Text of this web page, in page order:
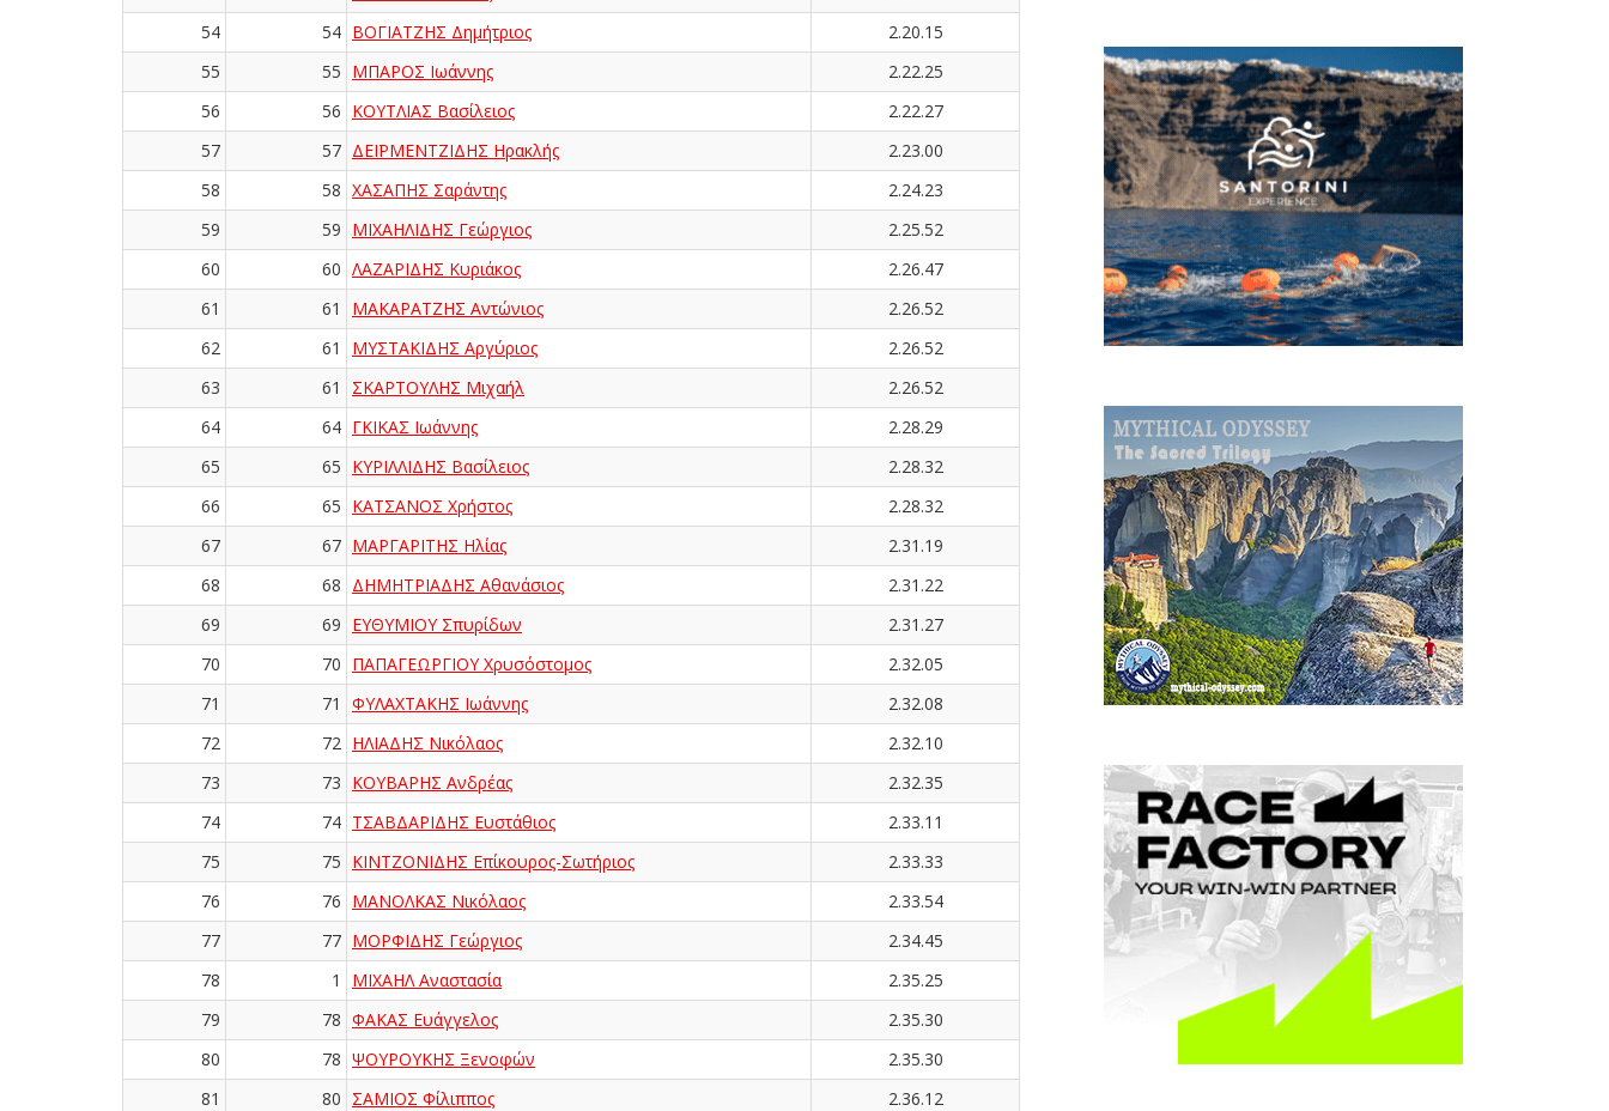
54
54 ΒΟΓΙΑΤΖΗΣ Δημήτριος
2.20.15
55
55 ΜΠΑΡΟΣ Ιωάννης
2.22.25
56
56 ΚΟΥΤΛΙΑΣ Βασίλειος
2.22.27
57
57 ΔΕΪΡΜΕΝΤΖΙΔΗΣ Ηρακλής
2.23.00
58
58 ΧΑΣΑΠΗΣ Σαράντης
2.24.23
59
59 ΜΙΧΑΗΛΙΔΗΣ Γεώργιος
2.25.52
60
60 ΛΑΖΑΡΙΔΗΣ Κυριάκος
2.26.47
61
61 ΜΑΚΑΡΑΤΖΗΣ Αντώνιος
2.26.52
62
61 ΜΥΣΤΑΚΙΔΗΣ Αργύριος
2.26.52
63
61 ΣΚΑΡΤΟΥΛΗΣ Μιχαήλ
2.26.52
64
64 ΓΚΙΚΑΣ Ιωάννης
2.28.29
65
65 ΚΥΡΙΛΛΙΔΗΣ Βασίλειος
2.28.32
66
65 ΚΑΤΣΑΝΟΣ Χρήστος
2.28.32
67
67 ΜΑΡΓΑΡΙΤΗΣ Ηλίας
2.31.19
68
68 ΔΗΜΗΤΡΙΑΔΗΣ Αθανάσιος
2.31.22
69
69 ΕΥΘΥΜΙΟΥ Σπυρίδων
2.31.27
70
70 ΠΑΠΑΓΕΩΡΓΙΟΥ Χρυσόστομος
2.32.05
71
71 ΦΥΛΑΧΤΑΚΗΣ Ιωάννης
2.32.08
72
72 ΗΛΙΑΔΗΣ Νικόλαος
2.32.10
73
73 ΚΟΥΒΑΡΗΣ Ανδρέας
2.32.35
74
74 ΤΣΑΒΔΑΡΙΔΗΣ Ευστάθιος
2.33.11
75
75 ΚΙΝΤΖΟΝΙΔΗΣ Επίκουρος-Σωτήριος
2.33.33
76
76 ΜΑΝΟΛΚΑΣ Νικόλαος
2.33.54
77
77 ΜΟΡΦΙΔΗΣ Γεώργιος
2.34.45
78
1 ΜΙΧΑΗΛ Αναστασία
2.35.25
79
78 ΦΑΚΑΣ Ευάγγελος
2.35.30
80
78 ΨΟΥΡΟΥΚΗΣ Ξενοφών
2.35.30
81
80 ΣΑΜΙΟΣ Φίλιππος 2.36.12